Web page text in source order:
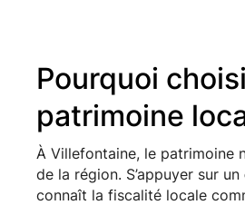
Pourquoi
patrimoine
À Villefontaine, le patrimoine
de la région. S’appuyer sur un
connaît la fiscalité locale